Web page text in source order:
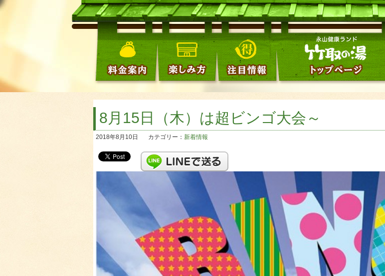
8月15日（木）は超ビンゴ大会～
2018年8月10日 カテゴリー： 新着情報